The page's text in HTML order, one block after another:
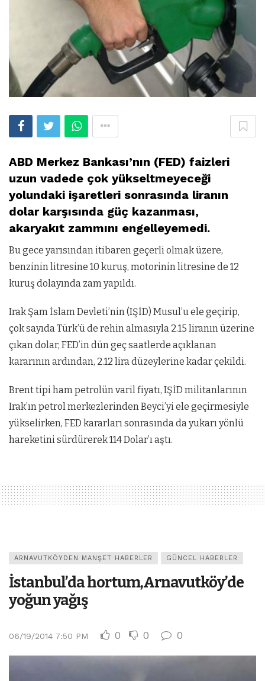
ABD Merkez Bankası’nın (FED) faizleri
uzun vadede çok yükseltmeyeceği
yolundaki işaretleri sonrasında liranın
dolar karşısında güç kazanması,
akaryakıt zammını engelleyemedi.
Bu gece yarısından itibaren geçerli olmak üzere,
benzinin litresine 10 kuruş, motorinin litresine de 12
kuruş dolayında zam yapıldı.
Irak Şam İslam Devleti’nin (IŞİD) Musul’u ele geçirip,
çok sayıda Türk’ü de rehin almasıyla 2.15 liranın üzerine
çıkan dolar, FED’in dün geç saatlerde açıklanan
kararının ardından, 2.12 lira düzeylerine kadar çekildi.
Brent tipi ham petrolün varil fiyatı, IŞİD militanlarının
Irak’ın petrol merkezlerinden Beyci’yi ele geçirmesiyle
yükselirken, FED kararları sonrasında da yukarı yönlü
hareketini sürdürerek 114 Dolar’ı aştı.
ARNAVUTKÖYDEN MANŞET HABERLER GÜNCEL HABERLER
İstanbul’da hortum,Arnavutköy’de
yoğun yağış
06/19/2014 7:50 PM 0 0 0